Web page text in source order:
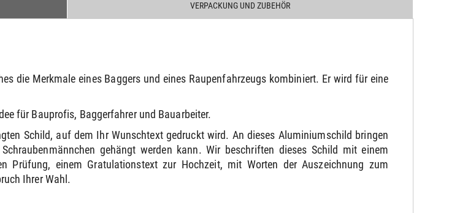
VERPACKUNG UND ZUBEHÖR
die Merkmale eines Baggers und eines Raupenfahrzeugs kombiniert. Er wird für eine
für Bauprofis, Baggerfahrer und Bauarbeiter.
Schild, auf dem Ihr Wunschtext gedruckt wird. An dieses Aluminiumschild bringen
gehängt werden kann. Wir beschriften dieses Schild mit einem
Prüfung, einem Gratulationstext zur Hochzeit, mit Worten der Auszeichnung zum
Ihrer Wahl.